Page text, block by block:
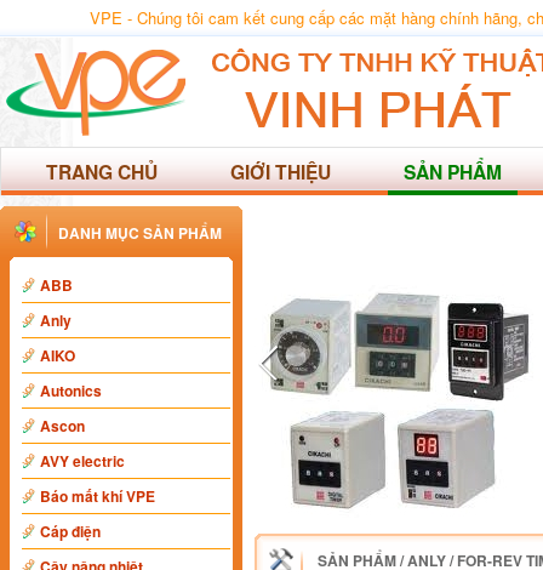
VPE - Chúng tôi cam kết cung cấp các mặt hàng chính hãng,
TRANG CHỦ GIỚI THIỆU SẢN PHẨM
DANH MỤC SẢN PHẨM
ABB
Anly
AIKO
Autonics
Ascon
AVY electric
Báo mất khí VPE
Cáp điện
SẢN PHẨM/ANLY/FOR-REV